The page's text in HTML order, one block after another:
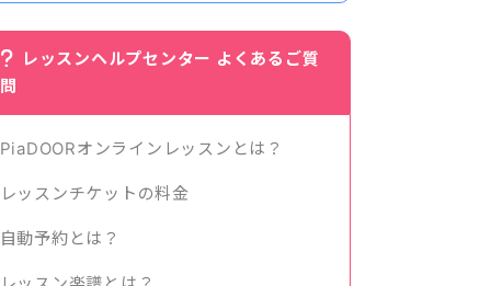
レッスンヘルプセンター よくあるご質
問
PiaDOORオンラインレッスンとは？
レッスンチケットの料金
自動予約とは？